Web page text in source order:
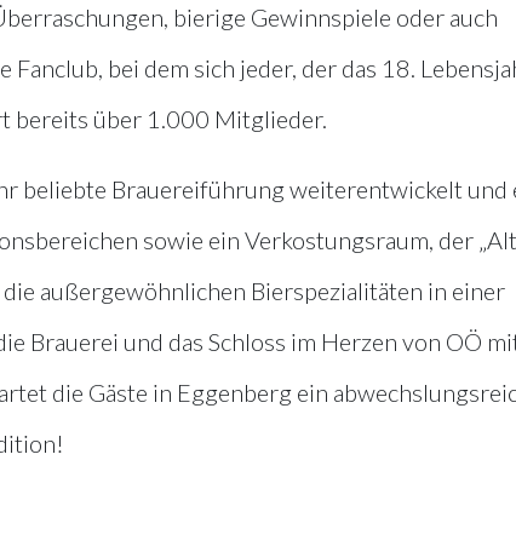
bierige Gewinnspiele oder auch
bei dem sich jeder, der das 18.
bereits über 1.000 Mitglieder.
beliebte Brauereiführung weiterentwickelt und
sowie ein Verkostungsraum, der
außergewöhnlichen Bierspezialitäten in einer
Brauerei und das Schloss im Herzen von OÖ
die Gäste in Eggenberg ein